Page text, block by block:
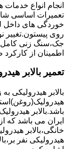
انجام انواع
تعمیرات اساسی
خوردگی های داخل
روی پیستون.تغییر
جک،سنگ زنی کامل
اطمینان از
تعمیر بالابر
بالابر هیدرولیکی
باشد.بالابر
ایران می باشد که
خانگی،بالابر
هیدرولیکی نفر